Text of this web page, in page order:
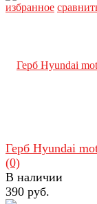
избранное
Герб Hyundai
(0)
В наличии
390 руб.